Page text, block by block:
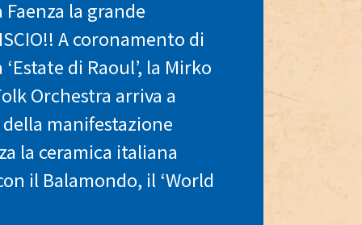
la grande
A coronamento di
di Raoul’, la Mirko
Orchestra arriva a
manifestazione
la ceramica italiana
il Balamondo, il ‘World